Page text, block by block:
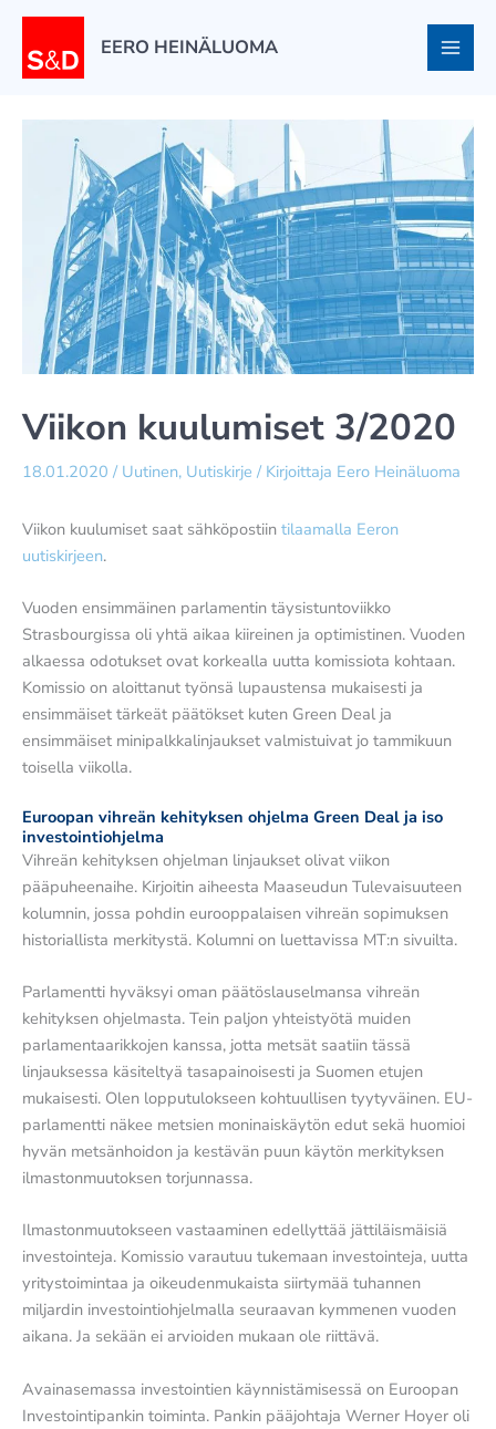
Siirry
EERO HEINÄLUOMA
Viikon kuulumiset 3/2020
18.01.2020 / Uutinen, Uutiskirje / Kirjoittaja Eero Heinäluoma
Viikon kuulumiset saat sähköpostiin tilaamalla Eeron
uutiskirjeen.
Vuoden ensimmäinen parlamentin täysistuntoviikko
Strasbourgissa oli yhtä aikaa kiireinen ja optimistinen. Vuoden
alkaessa odotukset ovat korkealla uutta komissiota kohtaan.
Komissio on aloittanut työnsä lupaustensa mukaisesti ja
ensimmäiset tärkeät päätökset kuten Green Deal ja
ensimmäiset minipalkkalinjaukset valmistuivat jo tammikuun
toisella viikolla.
Euroopan vihreän kehityksen ohjelma Green Deal ja iso
investointiohjelma
Vihreän kehityksen ohjelman linjaukset olivat viikon
pääpuheenaihe. Kirjoitin aiheesta Maaseudun Tulevaisuuteen
kolumnin, jossa pohdin eurooppalaisen vihreän sopimuksen
historiallista merkitystä. Kolumni on luettavissa MT:n sivuilta.
Parlamentti hyväksyi oman päätöslauselmansa vihreän
kehityksen ohjelmasta. Tein paljon yhteistyötä muiden
parlamentaarikkojen kanssa, jotta metsät saatiin tässä
linjauksessa käsiteltyä tasapainoisesti ja Suomen etujen
mukaisesti. Olen lopputulokseen kohtuullisen tyytyväinen. EU-
parlamentti näkee metsien moninaiskäytön edut sekä huomioi
hyvän metsänhoidon ja kestävän puun käytön merkityksen
ilmastonmuutoksen torjunnassa.
Ilmastonmuutokseen vastaaminen edellyttää jättiläismäisiä
investointeja. Komissio varautuu tukemaan investointeja, uutta
yritystoimintaa ja oikeudenmukaista siirtymää tuhannen
miljardin investointiohjelmalla seuraavan kymmenen vuoden
aikana. Ja sekään ei arvioiden mukaan ole riittävä.
Avainasemassa investointien käynnistämisessä on Euroopan
Investointipankin toiminta. Pankin pääjohtaja Werner Hoyer oli